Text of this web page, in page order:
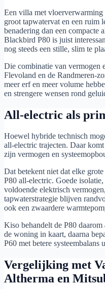
Een villa met vloerverwarming
groot tapwatervat en een ruim
benadering dan een
Blackbird P80 is juist
nog steeds een stille, slim te
Die combinatie van vermogen
Flevoland en de Randmeren-
meer erf en meer volume
en strengere wensen rond
All-electric als
Hoewel hybride technisch
all-electric trajecten. Daar
zijn vermogen en
Dat betekent niet dat elke
P80 all-electric. Goede
voldoende elektrisch
tapwaterstrategie blijven
ook een zwaardere
Kiso behandelt de P80
de woning in kaart, daarna
P60 met betere
Vergelijking met
Altherma en